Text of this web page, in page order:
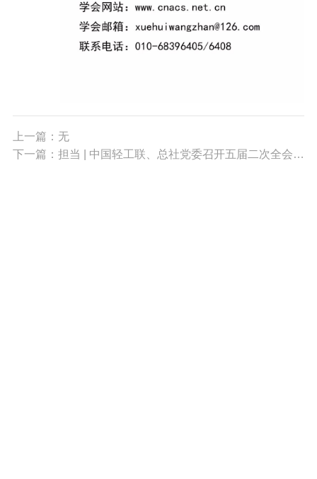
上一篇：无
下一篇：担当 | 中国轻工联、总社党委召开五届二次全会明确重点工作要求